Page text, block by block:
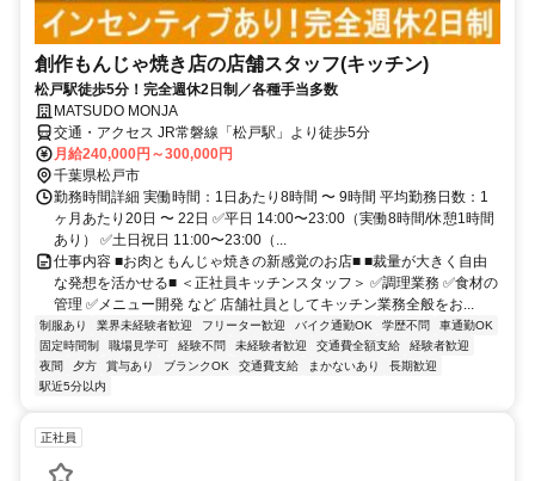
創作もんじゃ焼き店の店舗スタッフ(キッチン)
松戸駅徒歩5分！完全週休2日制／各種手当多数
MATSUDO MONJA
交通・アクセス JR常磐線「松戸駅」より徒歩5分
月給240,000円～300,000円
千葉県松戸市
勤務時間詳細 実働時間：1日あたり8時間 〜 9時間 平均勤務日数：1
ヶ月あたり20日 〜 22日 ✅平日 14:00〜23:00（実働8時間/休憩1時間
あり） ✅土日祝日 11:00〜23:00（...
仕事内容 ■お肉ともんじゃ焼きの新感覚のお店■ ■裁量が大きく自由
な発想を活かせる■ ＜正社員キッチンスタッフ＞ ✅調理業務 ✅食材の
管理 ✅メニュー開発 など 店舗社員としてキッチン業務全般をお...
制服あり 業界未経験者歓迎 フリーター歓迎 バイク通勤OK 学歴不問
車通勤OK
固定時間制
職場見学可 経験不問 未経験者歓迎 交通費全額支給
経験者歓迎
夜間
夕方 賞与あり ブランクOK 交通費支給 まかないあり
長期歓迎
駅近5分以内
正社員